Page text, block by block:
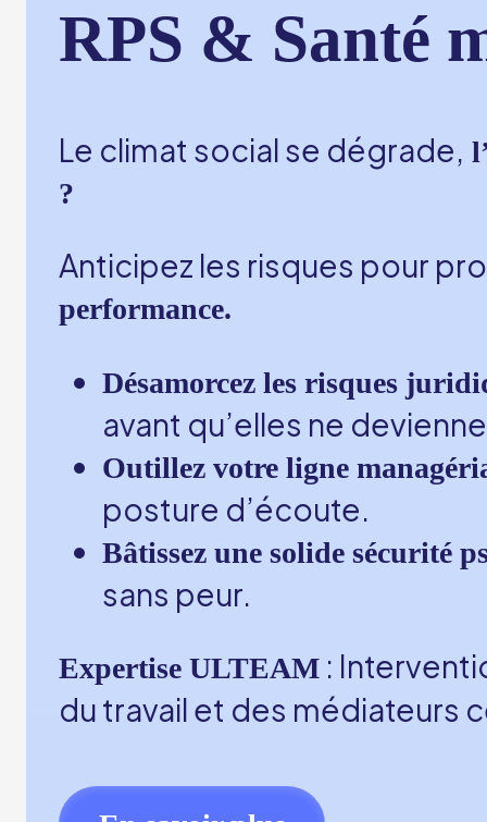
RPS & Santé
Le climat social se dégrade,
?
Anticipez les risques pour
performance.
Désamorcez les risques
avant qu’elles ne
Outillez votre ligne
posture d’écoute.
Bâtissez une solide sécurité
sans peur.
Expertise ULTEAM :
du travail et des médiateurs